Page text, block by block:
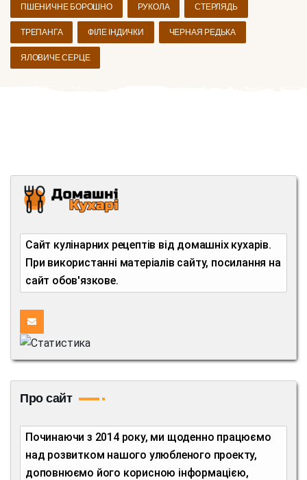
ПШЕНИЧНЕ БОРОШНО РУКОЛА СТЕРЛЯДЬ
ТРЕПАНГА ФІЛЕ ІНДИЧКИ ЧЕРНАЯ РЕДЬКА
ЯЛОВИЧЕ СЕРЦЕ
Сайт кулінарних рецептів від домашніх кухарів.
При використанні матеріалів сайту, посилання на
сайт обов'язкове.
Про сайт
Починаючи з 2014 року, ми щоденно працюємо
над розвитком нашого улюбленого проекту,
доповнюємо його корисною інформацією,